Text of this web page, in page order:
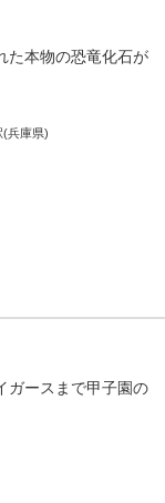
た本物の恐竜化石が
(兵庫県)
ガースまで甲子園の